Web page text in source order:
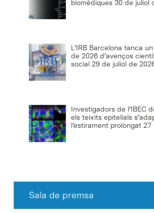
biomèdiques 30 de juliol
L’IRB Barcelona tanca
de 2026 d’avenços
social 29 de juliol de
Investigadors de l’IBEC
els teixits epitelials
l’estirament prolongat 27
Sala de premsa